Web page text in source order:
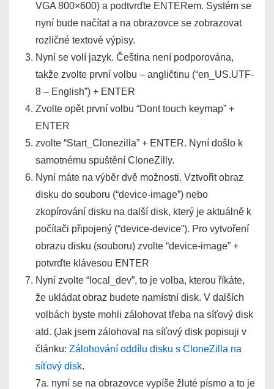
VGA 800×600) a podtvrďte ENTERem. Systém se
nyní bude načítat a na obrazovce se zobrazovat
rozličné textové výpisy.
Nyní se volí jazyk. Čeština není podporována,
takže zvolte první volbu – angličtinu (“en_US.UTF-
8 – English”) + ENTER
Zvolte opět první volbu “Dont touch keymap” +
ENTER
zvolte “Start_Clonezilla” + ENTER. Nyní došlo k
samotnému spuštění CloneZilly.
Nyní máte na výběr dvě možnosti. Vztvořit obraz
disku do souboru (“device-image”) nebo
zkopírování disku na další disk, který je aktuálně k
počítači připojený (“device-device”). Pro vytvoření
obrazu disku (souboru) zvolte “device-image” +
potvrďte klávesou ENTER
Nyní zvolte “local_dev”, to je volba, kterou říkáte,
že ukládat obraz budete namístní disk. V dalších
volbách byste mohli zálohovat třeba na síťový disk
atd. (Jak jsem zálohoval na síťový disk popisuji v
článku: Zálohování oddílu disku s CloneZilla na
síťový disk.
7a. nyní se na obrazovce vypíše žluté písmo a to je